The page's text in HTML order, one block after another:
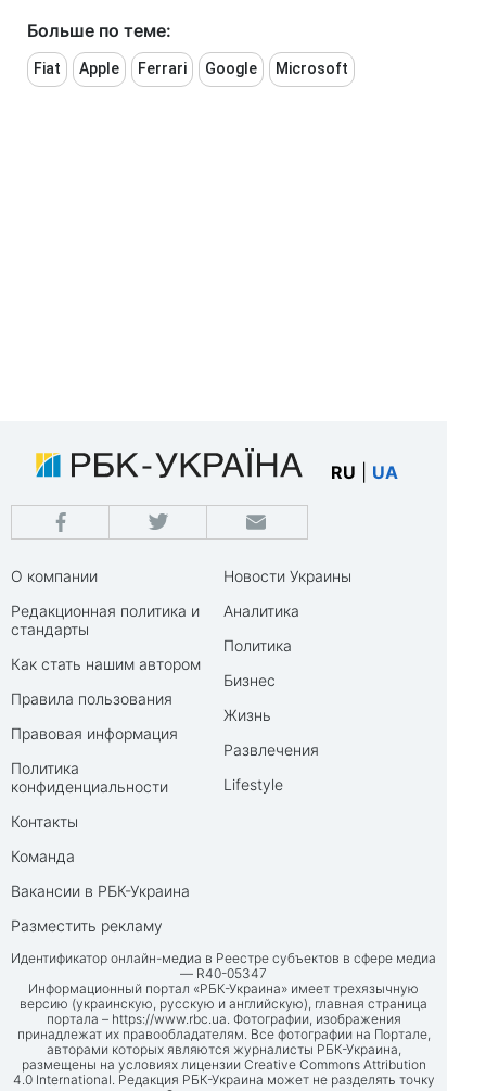
Больше по теме:
Fiat Apple Ferrari Google Microsoft
RU UA
О компании
Редакционная политика и
стандарты
Как стать нашим автором
Правила пользования
Правовая информация
Политика
конфиденциальности
Контакты
Команда
Вакансии в РБК-Украина
Разместить рекламу
Новости Украины
Аналитика
Политика
Бизнес
Жизнь
Развлечения
Lifestyle
Идентификатор онлайн-медиа в Реестре субъектов в сфере медиа
— R40-05347
Информационный портал «РБК-Украина» имеет трехязычную
версию (украинскую, русскую и английскую), главная страница
портала – https://www.rbc.ua . Фотографии, изображения
принадлежат их правообладателям. Все фотографии на Портале,
авторами которых являются журналисты РБК-Украина,
размещены на условиях лицензии Creative Commons Attribution
4.0 International. Редакция РБК-Украина может не разделять точку